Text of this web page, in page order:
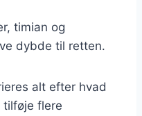
timian og
dybde til retten.
alt efter hvad
tilføje flere